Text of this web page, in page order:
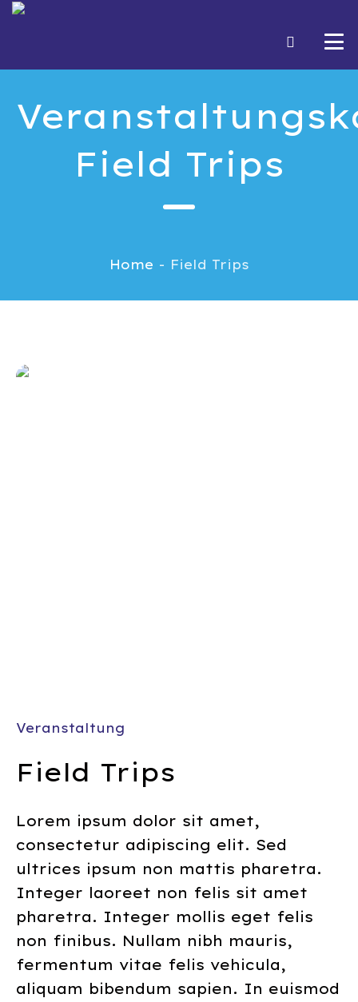
Field Trips
Home - Field Trips
Veranstaltung
Field Trips
Lorem ipsum dolor sit amet,
consectetur adipiscing elit. Sed
ultrices ipsum non mattis pharetra.
Integer laoreet non felis sit amet
pharetra. Integer mollis eget felis
non finibus. Nullam nibh mauris,
fermentum vitae felis vehicula,
aliquam bibendum sapien. In euismod